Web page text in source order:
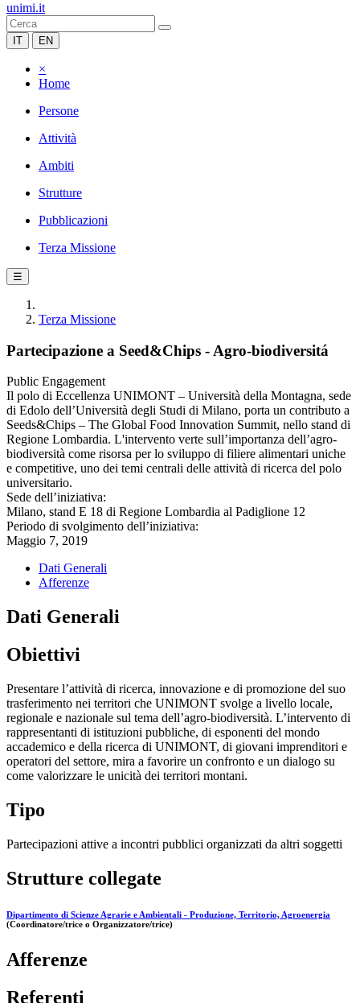
unimi.it
IT EN
×
Home
Persone
Attività
Ambiti
Strutture
Pubblicazioni
Terza Missione
☰
Terza Missione
Partecipazione a Seed&Chips - Agro-biodiversitá
Public Engagement
Il polo di Eccellenza UNIMONT – Università della Montagna, sede
di Edolo dell’Università degli Studi di Milano, porta un contributo a
Seeds&Chips – The Global Food Innovation Summit, nello stand di
Regione Lombardia. L'intervento verte sull’importanza dell’agro-
biodiversità come risorsa per lo sviluppo di filiere alimentari uniche
e competitive, uno dei temi centrali delle attività di ricerca del polo
universitario.
Sede dell’iniziativa:
Milano, stand E 18 di Regione Lombardia al Padiglione 12
Periodo di svolgimento dell’iniziativa:
Maggio 7, 2019
Dati Generali
Afferenze
Dati Generali
Obiettivi
Presentare l’attività di ricerca, innovazione e di promozione del suo
trasferimento nei territori che UNIMONT svolge a livello locale,
regionale e nazionale sul tema dell’agro-biodiversità. L’intervento di
rappresentanti di istituzioni pubbliche, di esponenti del mondo
accademico e della ricerca di UNIMONT, di giovani imprenditori e
operatori del settore, mira a favorire un confronto e un dialogo su
come valorizzare le unicità dei territori montani.
Tipo
Partecipazioni attive a incontri pubblici organizzati da altri soggetti
Strutture collegate
Dipartimento di Scienze Agrarie e Ambientali - Produzione, Territorio, Agroenergia
(Coordinatore/trice o Organizzatore/trice)
Afferenze
Referenti